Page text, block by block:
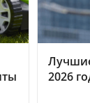
2026